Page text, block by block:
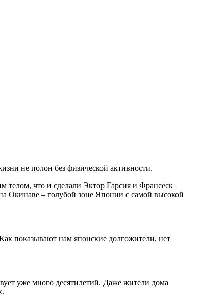
не полон без физической активности.
телом, что и сделали Эктор Гарсия и Франсеск
Окинаве – голубой зоне Японии с самой высокой
показывают нам японские долгожители, нет
уже много десятилетий. Даже жители дома